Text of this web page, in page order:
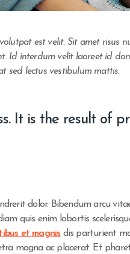
est velit. Sit amet risus
Id interdum velit laoreet id
sed lectus vestibulum mattis.
It is the result of
dolor. Bibendum arcu
quis enim lobortis
et magnis dis parturient
magna ac placerat. Et